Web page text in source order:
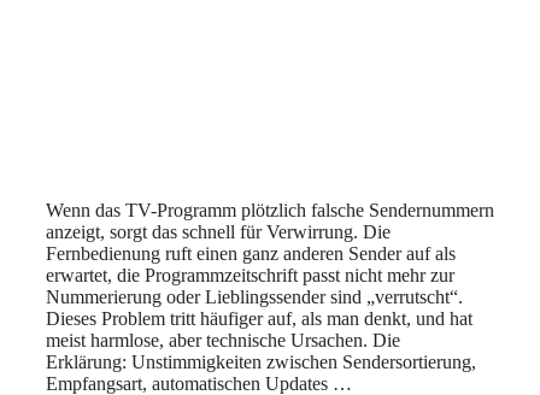
Wenn das TV-Programm plötzlich falsche Sendernummern
anzeigt, sorgt das schnell für Verwirrung. Die
Fernbedienung ruft einen ganz anderen Sender auf als
erwartet, die Programmzeitschrift passt nicht mehr zur
Nummerierung oder Lieblingssender sind „verrutscht“.
Dieses Problem tritt häufiger auf, als man denkt, und hat
meist harmlose, aber technische Ursachen. Die
Erklärung: Unstimmigkeiten zwischen Sendersortierung,
Empfangsart, automatischen Updates …